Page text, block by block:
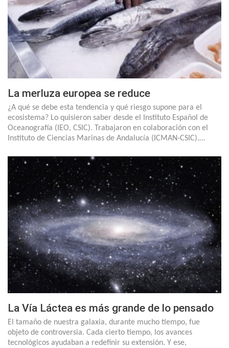
La merluza europea se reduce
¿A qué se debe esta tendencia y qué riesgo supone para el
ecosistema? Lo quisieron saber desde el Instituto Español de
Oceanografía (IEO, CSIC). Trabajaron en colaboración con el
Instituto de Ciencias Marinas de Andalucía (ICMAN-CSIC).…
La Vía Láctea es más grande de lo pensado
El tamaño de nuestra galaxia, durante mucho tiempo, fue
objeto de controversia. Cada cierto tiempo, los avances
tecnológicos ayudaban a redefinir su extensión. Y ese,